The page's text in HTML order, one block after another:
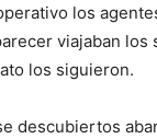
los
viajaban los
los siguieron.
descubiertos